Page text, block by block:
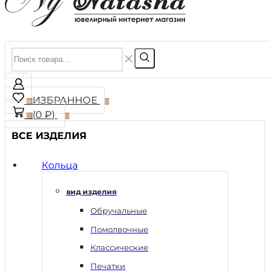
0ИЗБРАННОЕ 0
0(0₽) 0
ВСЕ ИЗДЕЛИЯ
Кольца
вид изделия
Обручальные
Помолвочные
Классические
Печатки